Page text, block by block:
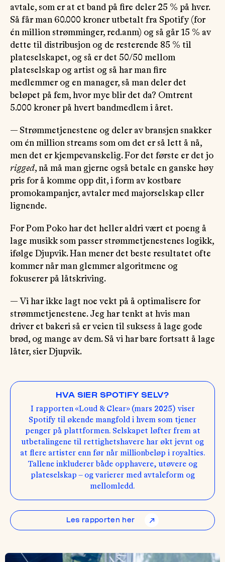
avtale, som er at et band på fire deler 25 % på hver.
Så får man 60.000 kroner utbetalt fra Spotify (for
én million strømminger, red.anm) og så går 15 % av
dette til distribusjon og de resterende 85 % til
plateselskapet, og så er det 50/50 mellom
plateselskap og artist og så har man fire
medlemmer og en manager, så man deler det
beløpet på fem, hvor mye blir det da? Omtrent
5.000 kroner på hvert bandmedlem i året.
— Strømmetjenestene og deler av bransjen snakker
om én million streams som om det er så lett å nå,
men det er kjempevanskelig. For det første er det jo
rigged, nå må man gjerne også betale en ganske høy
pris for å komme opp dit, i form av kostbare
promokampanjer, avtaler med majorselskap eller
lignende.
For Pom Poko har det heller aldri vært et poeng å
lage musikk som passer strømmetjenestenes logikk,
ifølge Djupvik. Han mener det beste resultatet ofte
kommer når man glemmer algoritmene og
fokuserer på låtskriving.
— Vi har ikke lagt noe vekt på å optimalisere for
strømmetjenestene. Jeg har tenkt at hvis man
driver et bakeri så er veien til suksess å lage gode
brød, og mange av dem. Så vi har bare fortsatt å lage
låter, sier Djupvik.
HVA SIER SPOTIFY SELV?
I rapporten «Loud & Clear» (mars 2025) viser
Spotify til økende mangfold i hvem som tjener
penger på plattformen. Selskapet løfter frem at
utbetalingene til rettighetshavere har økt jevnt og
at flere artister enn før når millionbeløp i royalties.
Tallene inkluderer både opphavere, utøvere og
plateselskap – og varierer med avtaleform og
mellomledd.
Les rapporten her ↗